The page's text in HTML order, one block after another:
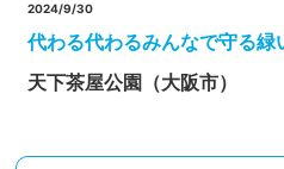
2024/9/30
代わる代わるみんなで守る緑
天下茶屋公園（大阪市）